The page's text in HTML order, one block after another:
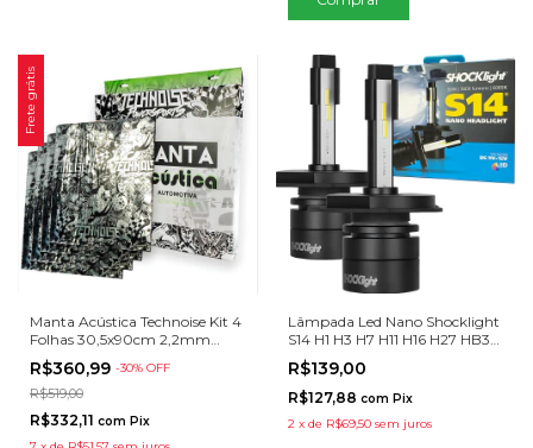
Frete grátis
Manta Acústica Technoise Kit 4
Folhas 30,5x90cm 2,2mm
Butílica Alumínio Isolante
Automotivo
R$360,99 -30% OFF
R$519,00
R$332,11 com Pix
Lâmpada Led Nano Shocklight
S14 H1 H3 H7 H11 H16 H27 HB3
HB4 6000K
R$139,00
R$127,88 com Pix
2 x de R$69,50 sem juros